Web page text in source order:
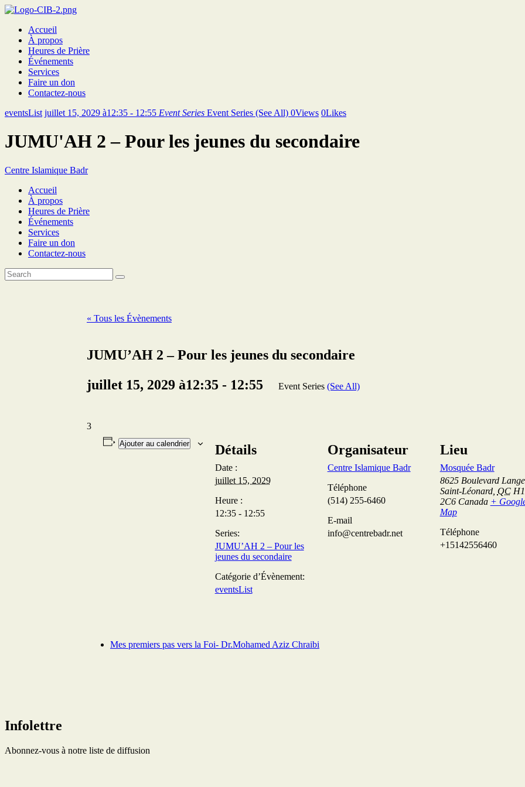
Accueil
À propos
Heures de Prière
Événements
Services
Faire un don
Contactez-nous
eventsList juillet 15, 2029 à12:35 - 12:55 Event Series Event Series (See All) 0Views 0Likes
JUMU'AH 2 – Pour les jeunes du secondaire
Centre Islamique Badr
Accueil
À propos
Heures de Prière
Événements
Services
Faire un don
Contactez-nous
« Tous les Évènements
JUMU’AH 2 – Pour les jeunes du secondaire
juillet 15, 2029 à12:35 - 12:55 Event Series (See All)
3
Ajouter au calendrier Détails
Date :
juillet 15, 2029
Heure :
12:35 - 12:55
Series:
JUMU’AH 2 – Pour les
jeunes du secondaire
Catégorie d’Évènement:
eventsList
Organisateur
Centre Islamique Badr
Téléphone
(514) 255-6460
E-mail
info@centrebadr.net
Lieu
Mosquée Badr
8625 Boulevard
Saint-Léonard, QC
2C6 Canada +
Map
Téléphone
+15142556460
Mes premiers pas vers la Foi- Dr.Mohamed Aziz Chraibi
Infolettre
Abonnez-vous à notre liste de diffusion